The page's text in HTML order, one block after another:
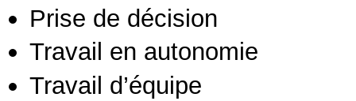
Prise de décision
Travail en autonomie
Travail d’équipe